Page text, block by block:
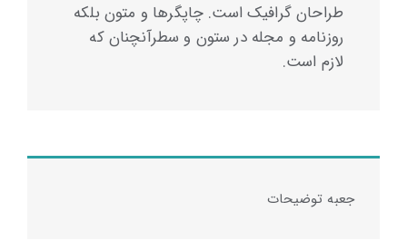
طراحان گرافیک است. چاپگرها و متون بلکه
روزنامه و مجله در ستون و سطرآنچنان که
لازم است.
جعبه توضیحات